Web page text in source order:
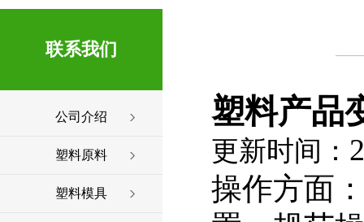
联系我们
公司介绍
塑料原料
塑料模具
塑料产品
更新时间：
操作方面